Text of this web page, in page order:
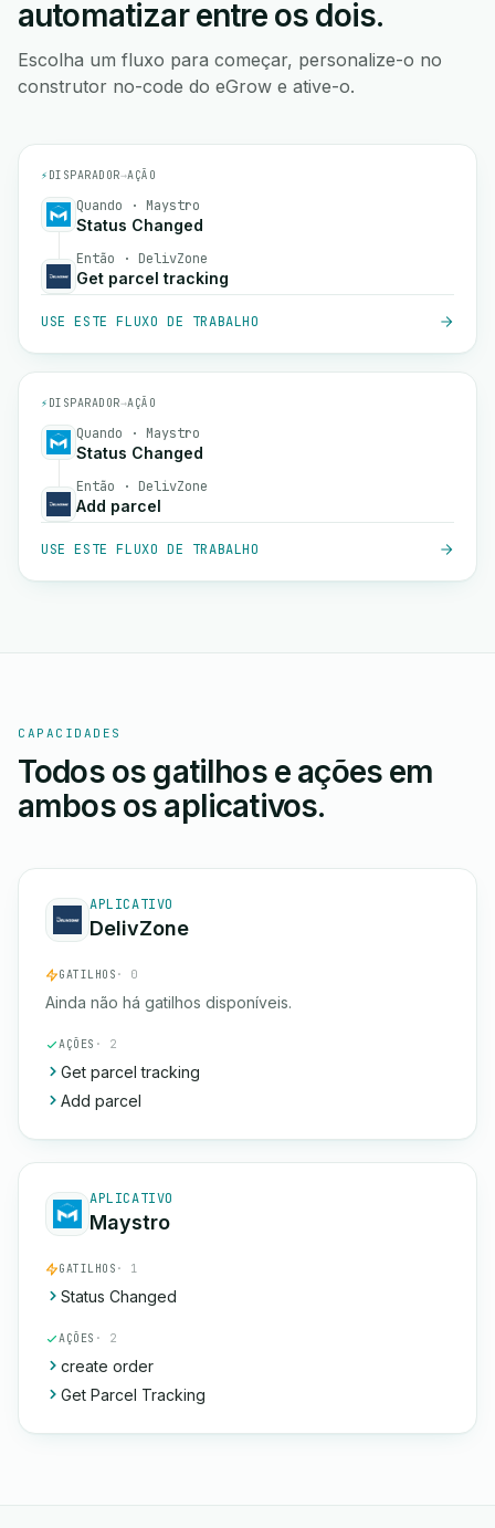
automatizar entre os dois.
Escolha um fluxo para começar, personalize-o no
construtor no-code do eGrow e ative-o.
⚡ DISPARADOR→AÇÃO
Quando · Maystro
Status Changed
Então · DelivZone
Get parcel tracking
USE ESTE FLUXO DE TRABALHO
⚡ DISPARADOR→AÇÃO
Quando · Maystro
Status Changed
Então · DelivZone
Add parcel
USE ESTE FLUXO DE TRABALHO
CAPACIDADES
Todos os gatilhos e ações em
ambos os aplicativos.
APLICATIVO
DelivZone
GATILHOS · 0
Ainda não há gatilhos disponíveis.
AÇÕES · 2
Get parcel tracking
Add parcel
APLICATIVO
Maystro
GATILHOS · 1
Status Changed
AÇÕES · 2
create order
Get Parcel Tracking